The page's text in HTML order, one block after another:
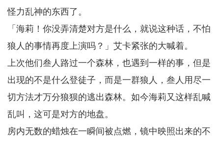
怪力乱神的东西了。
「海莉！你没弄清楚对方是什么，就说这种话，不怕
狼人的事情再度上演吗？」艾卡紧张的大喊着。
上次他们叁人路过一个森林，也遇到一样的事，但是
出现的不是什么登徒子，而是一群狼人，叁人用尽一
切方法才万分狼狈的逃出森林。如今海莉又这样乱喊
乱叫，这可是对方的地盘。
房内无数的蜡烛在一瞬间被点燃，镜中映照出来的不